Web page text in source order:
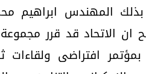
المهندس ابراهيم
ان الاتحاد قد قرر مجموعة
افتراضى